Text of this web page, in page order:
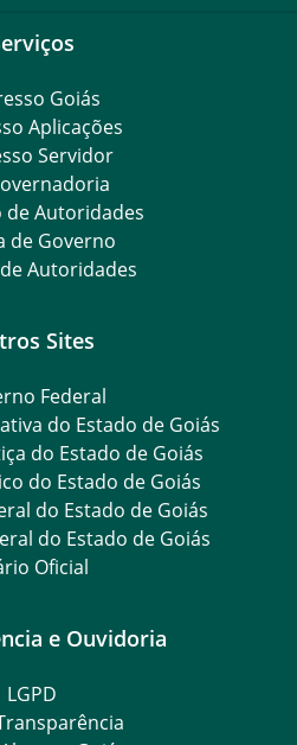
Goiás
Aplicações
Servidor
de Autoridades
de Governo
Autoridades
Sites
Federal
do Estado de Goiás
do Estado de Goiás
do Estado de Goiás
do Estado de Goiás
do Estado de Goiás
Oficial
e Ouvidoria
LGPD